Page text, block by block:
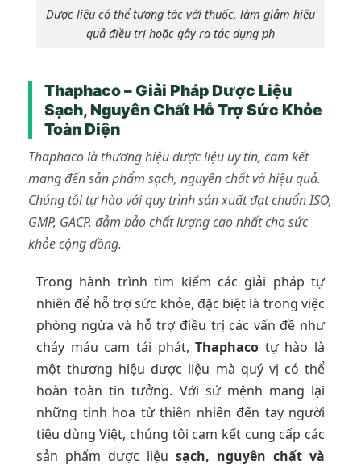
Dược liệu có thể tương tác với thuốc, làm giảm hiệu
quả điều trị hoặc gây ra tác dụng ph
Thaphaco – Giải Pháp Dược Liệu
Sạch, Nguyên Chất Hỗ Trợ Sức Khỏe
Toàn Diện
Thaphaco là thương hiệu dược liệu uy tín, cam kết
mang đến sản phẩm sạch, nguyên chất và hiệu quả.
Chúng tôi tự hào với quy trình sản xuất đạt chuẩn ISO,
GMP, GACP, đảm bảo chất lượng cao nhất cho sức
khỏe cộng đồng.
Trong hành trình tìm kiếm các giải pháp tự
nhiên để hỗ trợ sức khỏe, đặc biệt là trong việc
phòng ngừa và hỗ trợ điều trị các vấn đề như
chảy máu cam tái phát,Thaphaco tự hào là
một thương hiệu dược liệu mà quý vị có thể
hoàn toàn tin tưởng. Với sứ mệnh mang lại
những tinh hoa từ thiên nhiên đến tay người
tiêu dùng Việt, chúng tôi cam kết cung cấp các
sản phẩm dược liệu sạch, nguyên chất và